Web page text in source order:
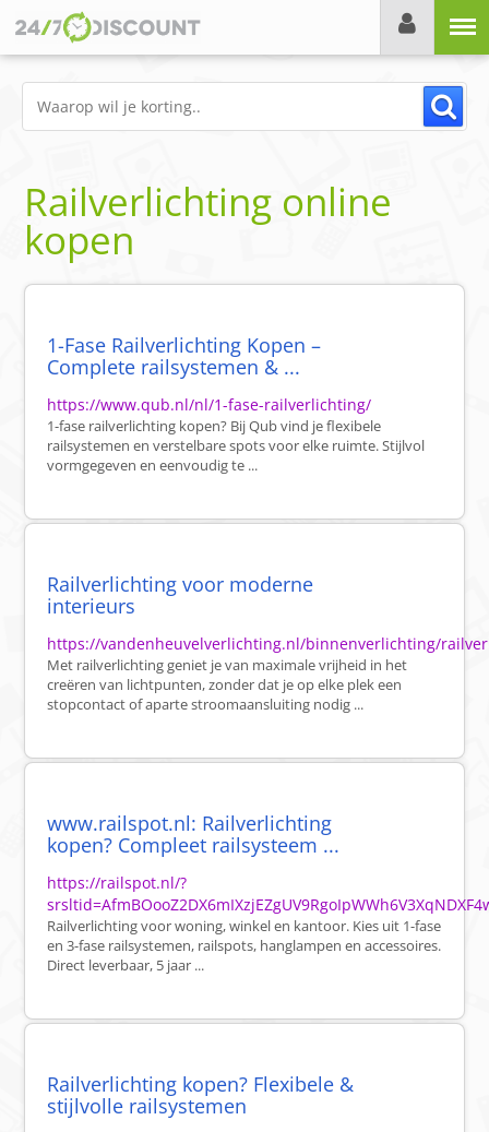
Railverlichting online
kopen
1-Fase Railverlichting Kopen –
Complete railsystemen & ...
https://www.qub.nl/nl/1-fase-railverlichting/
1-fase railverlichting kopen? Bij Qub vind je flexibele
railsystemen en verstelbare spots voor elke ruimte. Stijlvol
vormgegeven en eenvoudig te ...
Railverlichting voor moderne
interieurs
https://vandenheuvelverlichting.nl/binnenverlichting/
Met railverlichting geniet je van maximale vrijheid in het
creëren van lichtpunten, zonder dat je op elke plek een
stopcontact of aparte stroomaansluiting nodig ...
www.railspot.nl: Railverlichting
kopen? Compleet railsysteem ...
https://railspot.nl/?
Railverlichting voor woning, winkel en kantoor. Kies uit 1-fase
en 3-fase railsystemen, railspots, hanglampen en accessoires.
Direct leverbaar, 5 jaar ...
Railverlichting kopen? Flexibele &
stijlvolle railsystemen